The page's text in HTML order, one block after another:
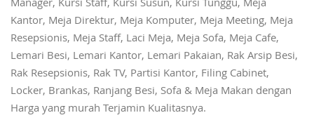
Manager, Kursi Staff, Kursi Susun, Kursi Tunggu, Meja
Kantor, Meja Direktur, Meja Komputer, Meja Meeting, Meja
Resepsionis, Meja Staff, Laci Meja, Meja Sofa, Meja Cafe,
Lemari Besi, Lemari Kantor, Lemari Pakaian, Rak Arsip Besi,
Rak Resepsionis, Rak TV, Partisi Kantor, Filing Cabinet,
Locker, Brankas, Ranjang Besi, Sofa & Meja Makan dengan
Harga yang murah Terjamin Kualitasnya.